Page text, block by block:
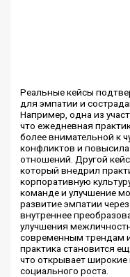
Реальные кейсы
для эмпатии и
Например, одна из
что ежедневная
более внимательной к
конфликтов и
отношений. Другой
который внедрил
корпоративную
команде и улучшение
развитие эмпатии
внутреннее
улучшения
современным трендам и
практика становится
что открывает
социального роста.